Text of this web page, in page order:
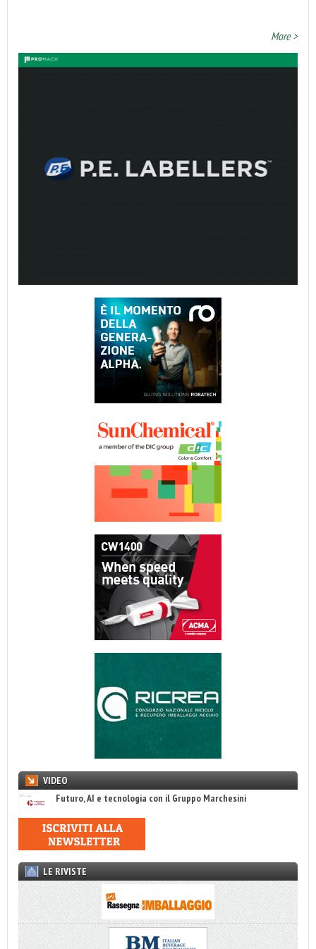
More >
VIDEO
Futuro, AI e tecnologia con il Gruppo Marchesini
LE RIVISTE